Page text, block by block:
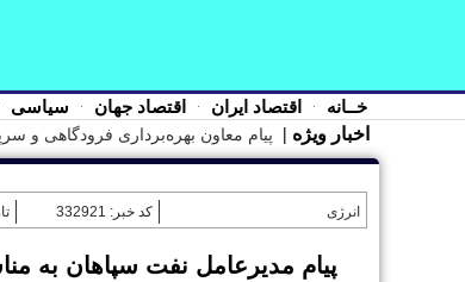
خــانه اقتصاد ایران اقتصاد جهان سیاسی
اخبار ویژه |
️پیام معاون بهره‌برداری فرودگاهی و سرپرست عملیات اربعین
انرژی کد خبر: 332921
پیام مدیرعامل نفت سپاهان به